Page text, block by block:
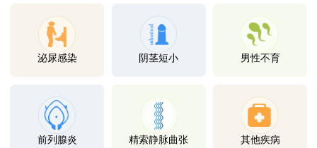
泌尿感染 阴茎短小 男性不育
前列腺炎 精索静脉曲张 其他疾病